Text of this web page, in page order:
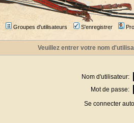
Groupes d'utilisateurs S'enregistrer
Veuillez entrer votre nom
Nom d'utilisateur:
Mot de passe:
Se connecter